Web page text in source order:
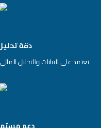
دقة
نعتمد على البيانات والتحليل